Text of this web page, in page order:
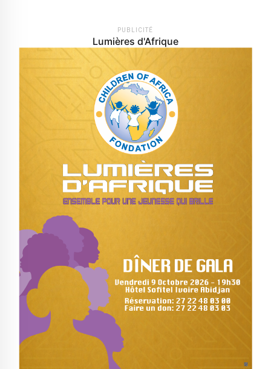
PUBLICITÉ
Lumières d'Afrique